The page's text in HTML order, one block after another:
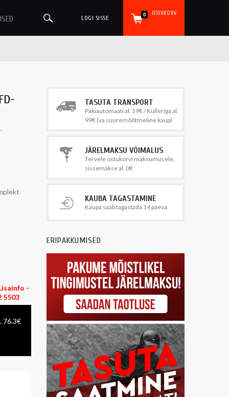
OSTUKORV
0
LOGI SISSE
TASUTA TRANSPORT
Pakiautomaati al. 59€ / Kulleriga al.
99€ (va suuremõõtmeline kaup)
JÄRELMAKSU VÕIMALUS
Tervele ostukorvi maksumusele,
sissemakse al. 0€
KAUBA TAGASTAMINE
Kaupa saab tagastada 14 päeva
ERIPAKKUMISED
-
5503
76.3€